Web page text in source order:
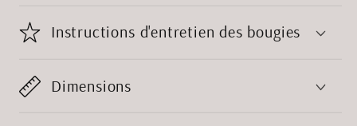
Instructions d'entretien des bougies
Dimensions